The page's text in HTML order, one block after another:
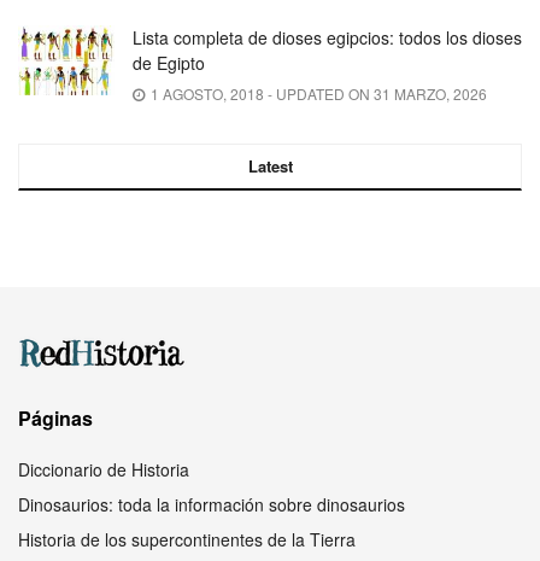
Lista completa de dioses egipcios: todos los dioses
de Egipto
1 AGOSTO, 2018 - UPDATED ON 31 MARZO, 2026
Latest
Páginas
Diccionario de Historia
Dinosaurios: toda la información sobre dinosaurios
Historia de los supercontinentes de la Tierra